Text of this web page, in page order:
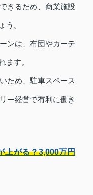
きるため、商業施設
う。
ンは、布団やカーテ
ます。
ため、駐車スペース
ー経営で有利に働き
上がる？3,000万円